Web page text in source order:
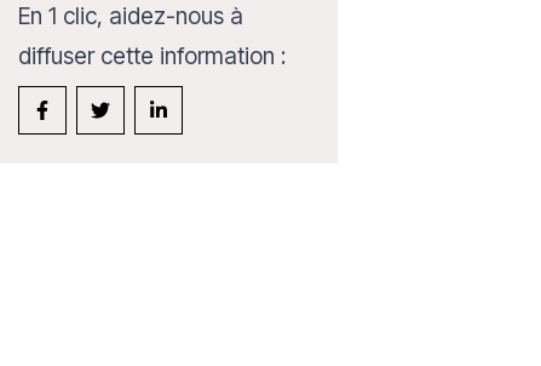
En 1 clic, aidez-nous à
diffuser cette information :